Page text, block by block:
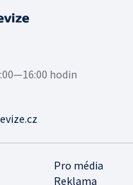
Pro média
Reklama
hodin